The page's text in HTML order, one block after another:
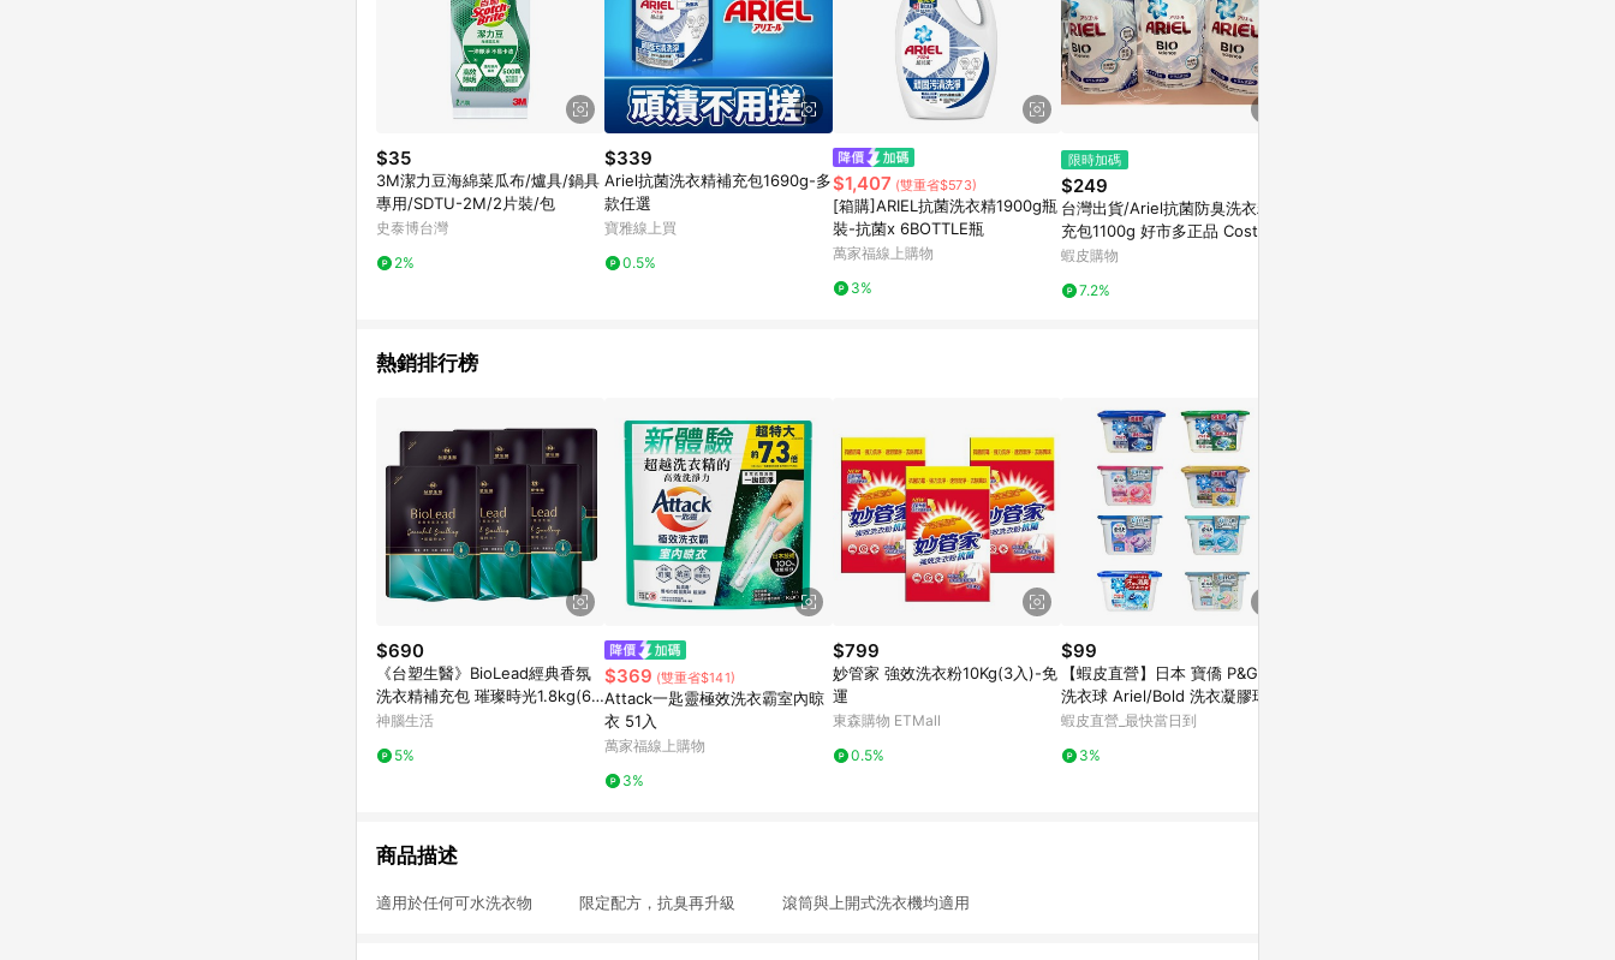
$35
3M潔力豆海綿菜瓜布/爐具/鍋具
專用/SDTU-2M/2片裝/包
史泰博台灣
2%
$339
Ariel抗菌洗衣精補充包1690g-多
款任選
寶雅線上買
0.5%
$1,407 (雙重省$573)
[箱購]ARIEL抗菌洗衣精1900g瓶
裝-抗菌x 6BOTTLE瓶
萬家福線上購物
3%
限時加碼
$249
台灣出貨/Ariel抗菌防臭洗衣精補
充包1100g 好市多正品 Costco
正品
蝦皮購物
7.2%
熱銷排行榜
$690
《台塑生醫》BioLead經典香氛
洗衣精補充包 璀璨時光1.8kg(6
包入)
神腦生活
5%
$369 (雙重省$141)
Attack一匙靈極效洗衣霸室內晾
衣 51入
萬家福線上購物
3%
$799
妙管家 強效洗衣粉10Kg(3入)-免
運
東森購物 ETMall
0.5%
$99
【蝦皮直營】日本 寶僑 P&G 4D
洗衣球 Ariel/Bold 洗衣凝膠球 盒
裝 2026款
蝦皮直營_最快當日到
3%
商品描述
適用於任何可水洗衣物 限定配方，抗臭再升級 滾筒與上開式洗衣機均適用